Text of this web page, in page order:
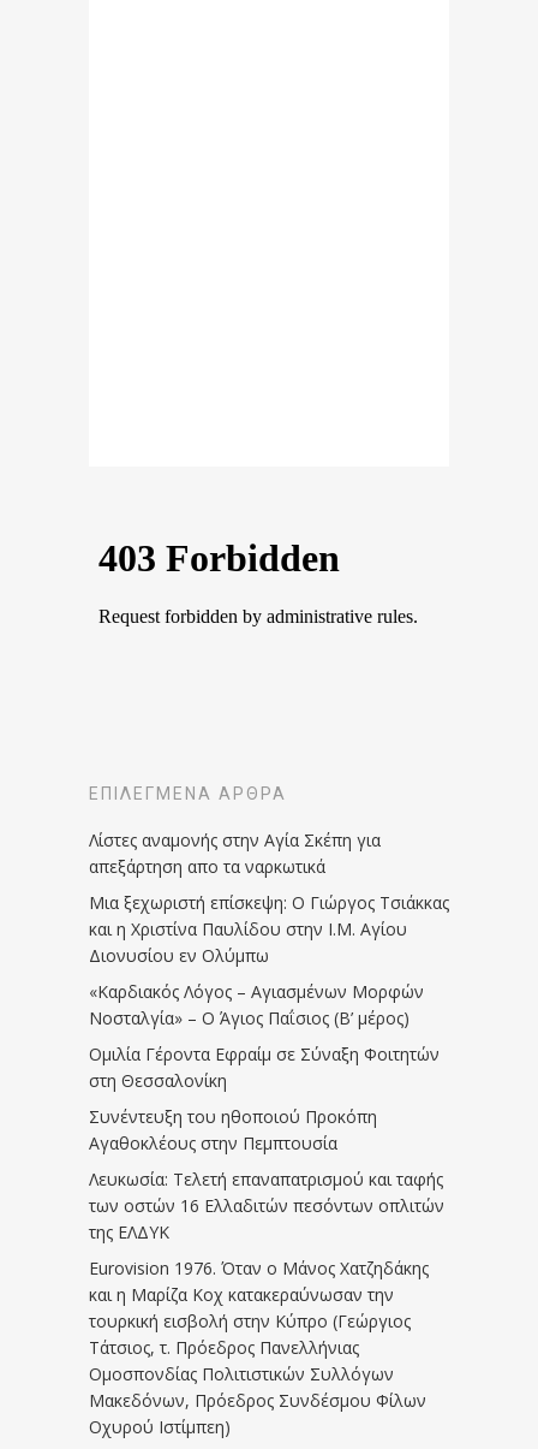
ΕΠΙΛΕΓΜΈΝΑ ΆΡΘΡΑ
Λίστες αναμονής στην Αγία Σκέπη για
απεξάρτηση απο τα ναρκωτικά
Μια ξεχωριστή επίσκεψη: Ο Γιώργος Τσιάκκας
και η Χριστίνα Παυλίδου στην Ι.Μ. Αγίου
Διονυσίου εν Ολύμπω
«Καρδιακός Λόγος – Αγιασμένων Μορφών
Νοσταλγία» – Ο Άγιος Παΐσιος (Β’ μέρος)
Ομιλία Γέροντα Εφραίμ σε Σύναξη Φοιτητών
στη Θεσσαλονίκη
Συνέντευξη του ηθοποιού Προκόπη
Αγαθοκλέους στην Πεμπτουσία
Λευκωσία: Τελετή επαναπατρισμού και ταφής
των οστών 16 Ελλαδιτών πεσόντων οπλιτών
της ΕΛΔΥΚ
Eurovision 1976. Όταν ο Μάνος Χατζηδάκης
και η Μαρίζα Κοχ κατακεραύνωσαν την
τουρκική εισβολή στην Κύπρο (Γεώργιος
Τάτσιος, τ. Πρόεδρος Πανελλήνιας
Ομοσπονδίας Πολιτιστικών Συλλόγων
Μακεδόνων, Πρόεδρος Συνδέσμου Φίλων
Οχυρού Ιστίμπεη)